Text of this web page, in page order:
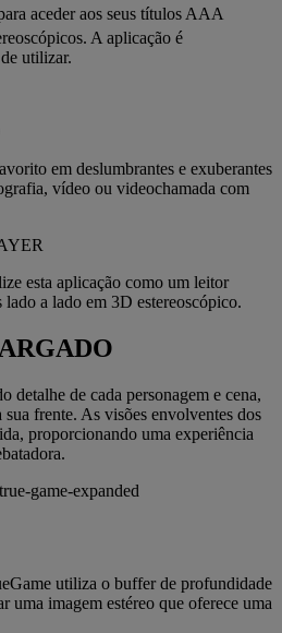
aceder aos seus títulos AAA
A aplicação é
utilizar.
em deslumbrantes e exuberantes
vídeo ou videochamada com
esta aplicação como um leitor
a lado em 3D estereoscópico.
detalhe de cada personagem e cena,
sua frente. As visões envolventes dos
proporcionando uma experiência
utiliza o buffer de profundidade
uma imagem estéreo que oferece uma